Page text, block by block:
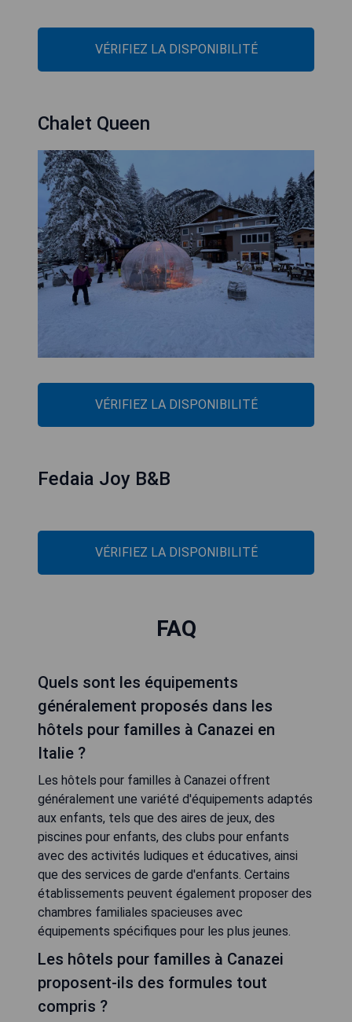
VÉRIFIEZ LA DISPONIBILITÉ
Fedaia Joy B&B
VÉRIFIEZ LA DISPONIBILITÉ